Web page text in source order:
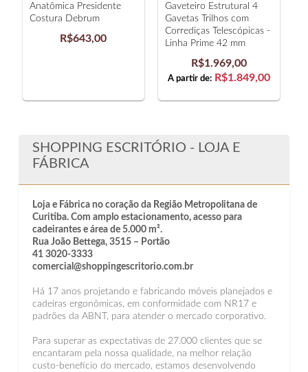
Anatômica Presidente
Costura Debrum
R$643,00
Gaveteiro Estrutural 4
Gavetas Trilhos com
Corrediças Telescópicas -
Linha Prime 42 mm
R$1.969,00
A partir de: R$1.849,00
SHOPPING ESCRITÓRIO - LOJA E
FÁBRICA
Loja e Fábrica no coração da Região Metropolitana de
Curitiba. Com amplo estacionamento, acesso para
cadeirantes e área de 5.000 m².
Rua João Bettega, 3515 – Portão
41 3020-3333
comercial@shoppingescritorio.com.br
Há 17 anos projetando e fabricando móveis planejados e
cadeiras ergonômicas, em conformidade com NR17 e
padrões da ABNT, para atender o mercado corporativo.
Para superar as expectativas de 27.000 clientes que se
encantaram pela nossa qualidade, na melhor relação
custo-benefício do mercado, estamos desenvolvendo